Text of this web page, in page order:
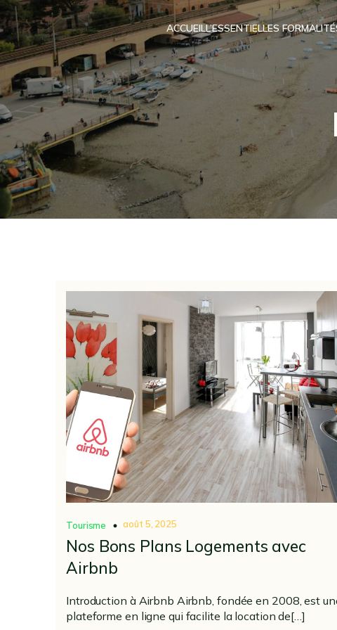
ACCUEILL’ESSENTIELLES
Tourisme août 5, 2025
Nos Bons Plans Logements avec
Airbnb
Introduction à Airbnb Airbnb, fondée en 2008, est
plateforme en ligne qui facilite la location de[…]